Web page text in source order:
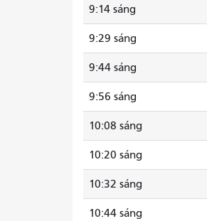
9:14 sáng
9:29 sáng
9:44 sáng
9:56 sáng
10:08 sáng
10:20 sáng
10:32 sáng
10:44 sáng